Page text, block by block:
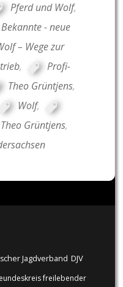
Pferd und Wolf,
- neue
– Wege zur
,
Profi-
Theo Grüntjens,
Wolf,
Grüntjens,
Jagdverband DJV
freilebender